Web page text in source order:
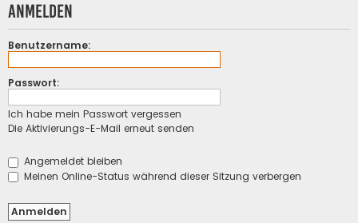
h
Anmelden
Benutzername:
Passwort:
Ich habe mein Passwort vergessen
Die Aktivierungs-E-Mail erneut senden
Angemeldet bleiben
Meinen Online-Status während dieser Sitzung verbergen